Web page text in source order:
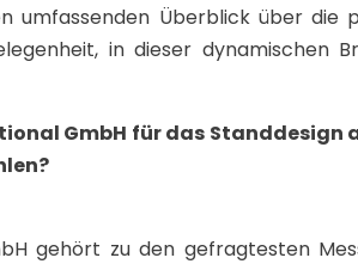
umfassenden Überblick über die
in dieser dynamischen
GmbH für das Standdesign
gehört zu den gefragtesten